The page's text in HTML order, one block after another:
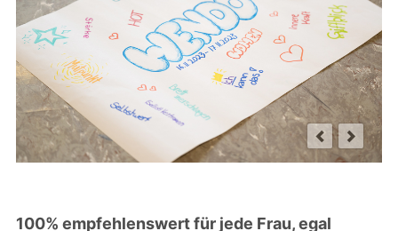
Kooperationspartner
Schulgebäude
Historie
Leistungsbewertung
Für Ausbildungsbetriebe
Infofolder
Kollegium
Anfahrt
100% empfehlenswert für jede Frau, egal